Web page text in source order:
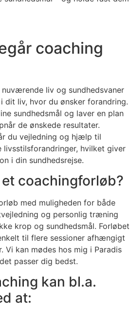
coaching
liv og sundhedsvaner
dit liv, hvor du ønsker forandring.
sundhedsmål og laver en plan
de ønskede resultater.
du vejledning og hjælp til
livsstilsforandringer, hvilket giver
i din sundhedsrejse.
coachingforløb?
med muligheden for både
og personlig træning
krop og sundhedsmål. Forløbet
til flere sessioner afhængigt
Vi kan mødes hos mig i Paradis
passer dig bedst.
kan bl.a.
at: